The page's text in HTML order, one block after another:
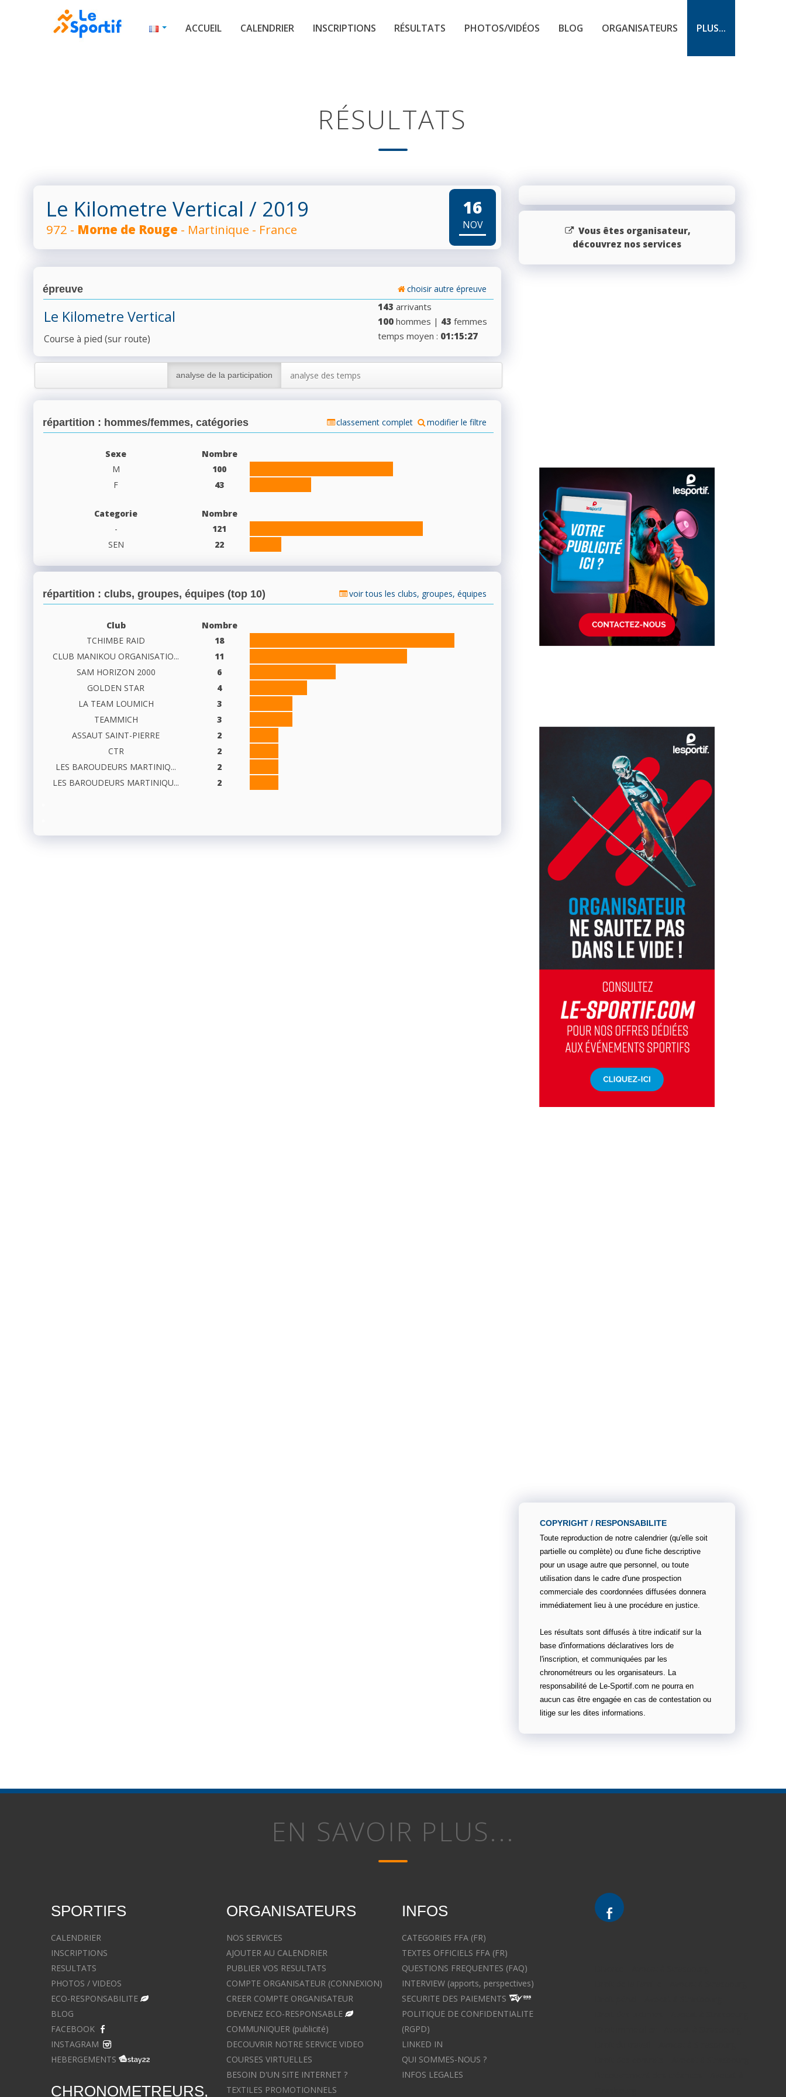
ACCUEIL CALENDRIER INSCRIPTIONS RÉSULTATS PHOTOS/VIDÉOS BLOG ORGANISATEURS PLUS...
RÉSULTATS
Le Kilometre Vertical / 2019
972 - Morne de Rouge - Martinique - France
16
NOV
épreuve choisir autre épreuve
Le Kilometre Vertical
Course à pied (sur route)
143 arrivants
100 hommes | 43 femmes
temps moyen : 01:15:27
analyse de la participation analyse des temps
répartition : hommes/femmes, catégories classement complet modifier le filtre
Sexe
Nombre
M
100
F
43
Categorie
Nombre
-
121
SEN
22
répartition : clubs, groupes, équipes (top 10) voir tous les clubs, groupes, équipes
Club
Nombre
TCHIMBE RAID
18
CLUB MANIKOU ORGANISATIO...
11
SAM HORIZON 2000
6
GOLDEN STAR
4
LA TEAM LOUMICH
3
TEAMMICH
3
ASSAUT SAINT-PIERRE
2
CTR
2
LES BAROUDEURS MARTINIQ...
2
LES BAROUDEURS MARTINIQU...
2
Vous êtes organisateur,
découvrez nos services
COPYRIGHT / RESPONSABILITE
Toute reproduction de notre calendrier (qu'elle soit
partielle ou complète) ou d'une fiche descriptive
pour un usage autre que personnel, ou toute
utilisation dans le cadre d'une prospection
commerciale des coordonnées diffusées donnera
immédiatement lieu à une procédure en justice.
Les résultats sont diffusés à titre indicatif sur la
base d'informations déclaratives lors de
l'inscription, et communiquées par les
chronométreurs ou les organisateurs. La
responsabilité de Le-Sportif.com ne pourra en
aucun cas être engagée en cas de contestation ou
litige sur les dites informations.
EN SAVOIR PLUS...
SPORTIFS
CALENDRIER
INSCRIPTIONS
RESULTATS
PHOTOS / VIDEOS
ECO-RESPONSABILITE
BLOG
FACEBOOK
INSTAGRAM
HEBERGEMENTS
CHRONOMETREURS,
ORGANISATEURS
NOS SERVICES
AJOUTER AU CALENDRIER
PUBLIER VOS RESULTATS
COMPTE ORGANISATEUR (CONNEXION)
CREER COMPTE ORGANISATEUR
DEVENEZ ECO-RESPONSABLE
COMMUNIQUER (publicité)
DECOUVRIR NOTRE SERVICE VIDEO
COURSES VIRTUELLES
BESOIN D'UN SITE INTERNET ?
TEXTILES PROMOTIONNELS
INFOS
CATEGORIES FFA (FR)
TEXTES OFFICIELS FFA (FR)
QUESTIONS FREQUENTES (FAQ)
INTERVIEW (apports, perspectives)
SECURITE DES PAIEMENTS
POLITIQUE DE CONFIDENTIALITE
(RGPD)
LINKED IN
QUI SOMMES-NOUS ?
INFOS LEGALES